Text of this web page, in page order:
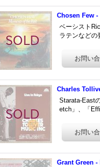
Chosen Few
ベーシスト
ラテンなど
Charles
Starata-East
etch」、「
Grant Green